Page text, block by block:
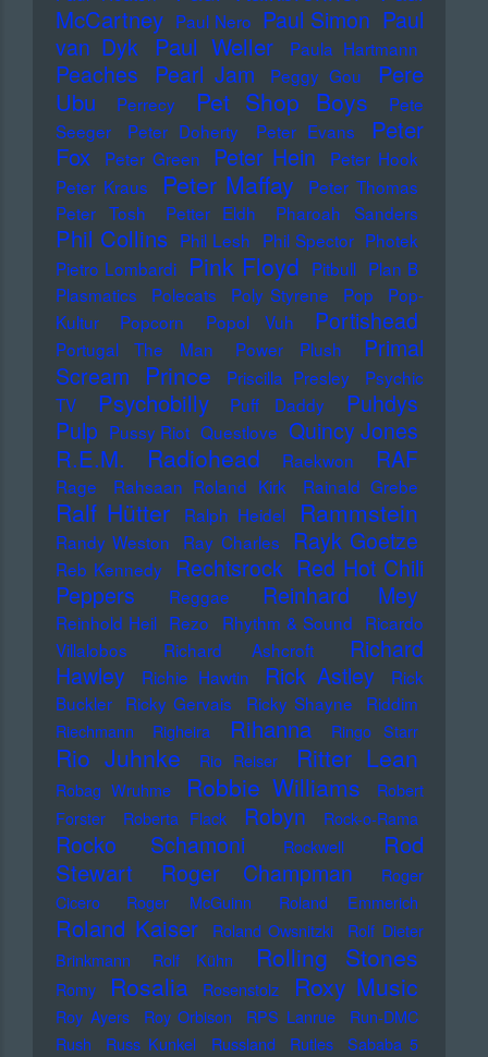
McCartney Paul Nero Paul Simon Paul
van Dyk Paul Weller Paula Hartmann
Peaches Pearl Jam Peggy Gou
Pere
Ubu
Perrecy Pet Shop Boys
Pete
Seeger
Peter Doherty Peter Evans
Peter
Fox
Peter Green Peter Hein
Peter Hook
Peter Kraus
Peter Maffay
Peter Thomas
Peter Tosh
Petter Eldh Pharoah Sanders
Phil Collins Phil Lesh Phil Spector Photek
Pietro Lombardi
Pink Floyd Pitbull Plan B
Plasmatics
Polecats Poly Styrene Pop
Pop-
Kultur
Popcorn Popol Vuh Portishead
Portugal The Man Power Plush
Primal
Scream
Prince Priscilla Presley
Psychic
TV
Psychobilly Puff Daddy
Puhdys
Pulp Pussy Riot Questlove Quincy Jones
R.E.M. Radiohead Raekwon RAF
Rage Rahsaan Roland Kirk Rainald Grebe
Ralf Hütter Ralph Heidel Rammstein
Randy Weston Ray Charles Rayk Goetze
Reb Kennedy Rechtsrock Red Hot Chili
Peppers
Reggae Reinhard Mey
Reinhold Heil Rezo Rhythm & Sound Ricardo
Villalobos
Richard Ashcroft
Richard
Hawley
Richie Hawtin Rick Astley
Rick
Buckler
Ricky Gervais Ricky Shayne Riddim
Riechmann Righeira Rihanna Ringo Starr
Rio Juhnke Rio Reiser Ritter Lean
Robag Wruhme Robbie Williams
Robert
Forster
Roberta Flack Robyn Rock-o-Rama
Rocko Schamoni Rockwell
Rod
Stewart
Roger Champman
Roger
Cicero
Roger McGuinn Roland Emmerich
Roland Kaiser Roland Owsnitzki
Rolf Dieter
Brinkmann
Rolf Kühn Rolling Stones
Romy Rosalia Rosenstolz Roxy Music
Roy Ayers Roy Orbison RPS Lanrue
Run-DMC
Rush
Russ Kunkel Russland Rutles
Sababa 5